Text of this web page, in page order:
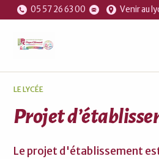
05 57 26 63 00 Venir au
LE LYCÉE
Projet
Le projet d'établissement